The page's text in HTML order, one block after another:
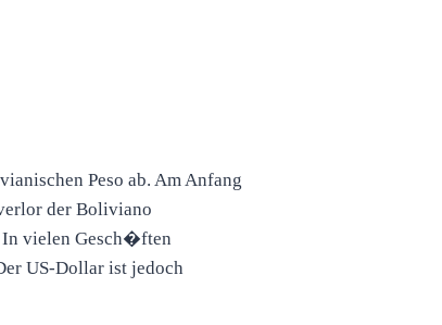
Peso ab. Am Anfang
der Boliviano
In vielen Gesch�ften
US-Dollar ist jedoch